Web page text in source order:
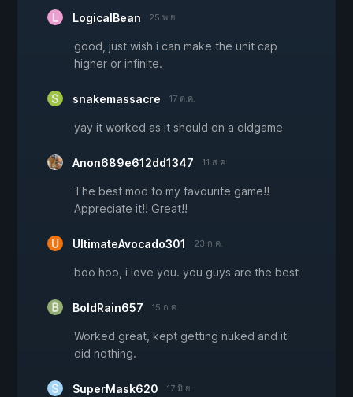
LogicalBean 25 พ.ย.
good, just wish i can make the unit cap
higher or infinite.
snakemassacre 17 ต.ค.
yay it worked as it should on a oldgame
Anon689e612dd1347 11 ส.ค.
The best mod to my favourite game!!
Appreciate it!! Great!!
UltimateAvocado301 23 ก.ค.
boo hoo, i love you. you guys are the best
BoldRain657 15 ก.ค.
Worked great, kept getting nuked and it
did nothing.
SuperMask620 17 มิ.ย.